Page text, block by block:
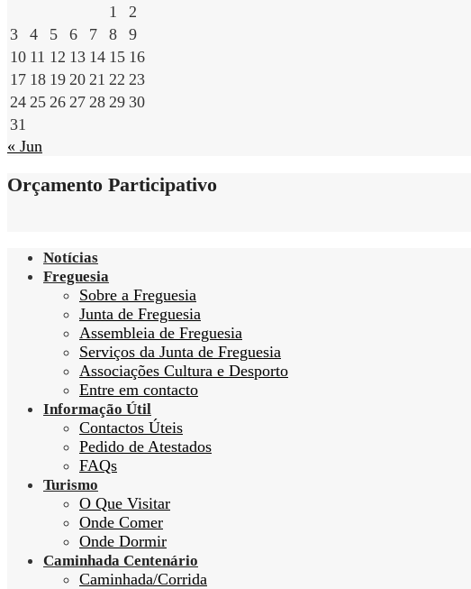
1
2
3
4 5 6 7 8
9
10 11 12 13 14 15 16
17 18 19 20 21 22 23
24 25 26 27 28 29 30
31
« Jun
Orçamento Participativo
Notícias
Freguesia
Sobre a Freguesia
Junta de Freguesia
Assembleia de Freguesia
Serviços da Junta de Freguesia
Associações Cultura e Desporto
Entre em contacto
Informação Útil
Contactos Úteis
Pedido de Atestados
FAQs
Turismo
O Que Visitar
Onde Comer
Onde Dormir
Caminhada Centenário
Caminhada/Corrida